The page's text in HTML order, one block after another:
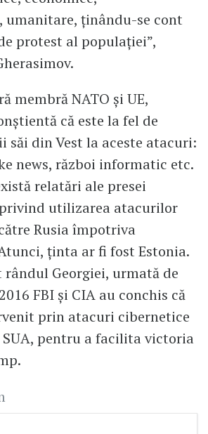
umanitare, ținându-se cont
protest al populației”,
membră NATO şi UE,
că este la fel de
săi din Vest la aceste atacuri:
news, război informatic etc.
relatări ale presei
utilizarea atacurilor
Rusia împotriva
ţinta ar fi fost Estonia.
rândul Georgiei, urmată de
FBI şi CIA au conchis că
prin atacuri cibernetice
pentru a facilita victoria